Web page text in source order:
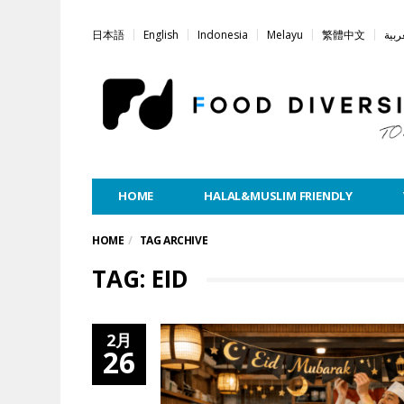
日本語 English Indonesia Melayu 繁體中文
HOME HALAL&MUSLIM FRIENDLY
HOME TAG ARCHIVE
TAG: EID
2月
26